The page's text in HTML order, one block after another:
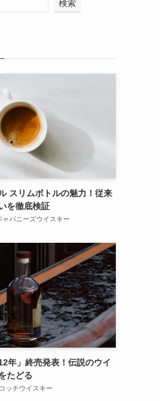
検索
スリムボトルの魅力！従来
を徹底検証
ャパニーズウイスキー
年」終売発表！伝説のウイ
たどる
ッチウイスキー